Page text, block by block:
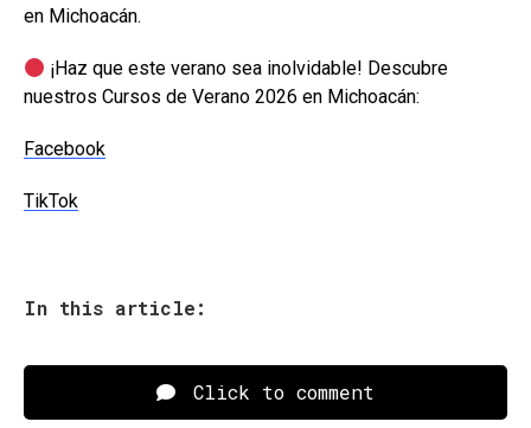
en Michoacán.
¡Haz que este verano sea inolvidable! Descubre
nuestros Cursos de Verano 2026 en Michoacán:
Facebook
TikTok
In this article:
Click to comment